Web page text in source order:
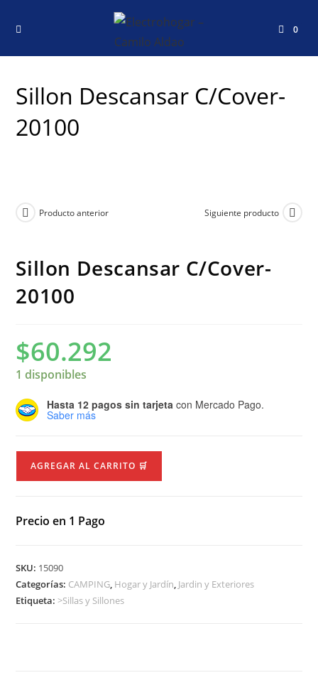
0
Sillon Descansar C/Cover-
20100
Producto anterior Siguiente producto
Sillon Descansar C/Cover-
20100
$60.292
1 disponibles
Hasta 12 pagos sin tarjeta con Mercado Pago.
Saber más
AGREGAR AL CARRITO 🛒
Precio en 1 Pago
SKU: 15090
Categorías: CAMPING, Hogar y Jardín, Jardin y Exteriores
Etiqueta:>Sillas y Sillones